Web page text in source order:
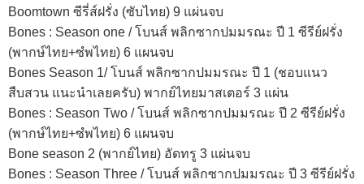
Boomtown ซีรี่ส์ฝรั่ง (ซับไทย) 9 แผ่นจบ
Bones : Season one / โบนส์ พลิกซากปมมรณะ ปี 1 ซีรีย์ฝรั่ง
(พากษ์ไทย+ซํพไทย) 6 แผนจบ
Bones Season 1/ โบนส์ พลิกซากปมมรณะ ปี 1 (ชอบแนว
สืบสวน แนะนำเลยครับ) พากย์ไทยมาสเตอร์ 3 แผ่น
Bones : Season Two / โบนส์ พลิกซากปมมรณะ ปี 2 ซีรีย์ฝรั่ง
(พากษ์ไทย+ซํพไทย) 6 แผนจบ
Bone season 2 (พากย์ไทย) อัดทรู 3 แผ่นจบ
Bones : Season Three / โบนส์ พลิกซากปมมรณะ ปี 3 ซีรีย์ฝรั่ง